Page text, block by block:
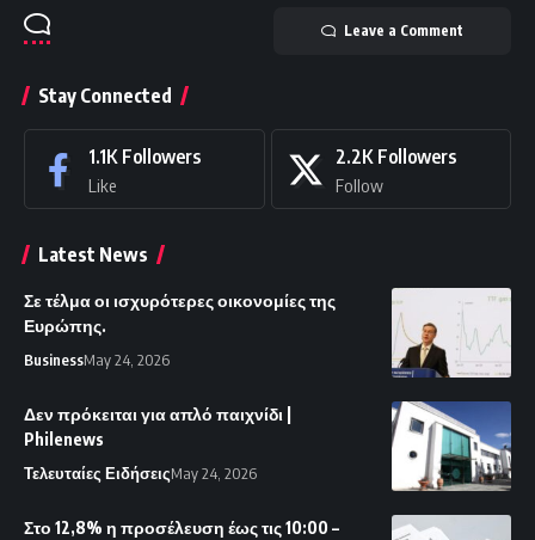
Leave a Comment
Stay Connected
1.1K Followers
Like
2.2K Followers
Follow
Latest News
Σε τέλμα οι ισχυρότερες οικονομίες της
Ευρώπης.
BusinessMay 24, 2026
Δεν πρόκειται για απλό παιχνίδι |
Philenews
Τελευταίες ΕιδήσειςMay 24, 2026
Στο 12,8% η προσέλευση έως τις 10:00 –